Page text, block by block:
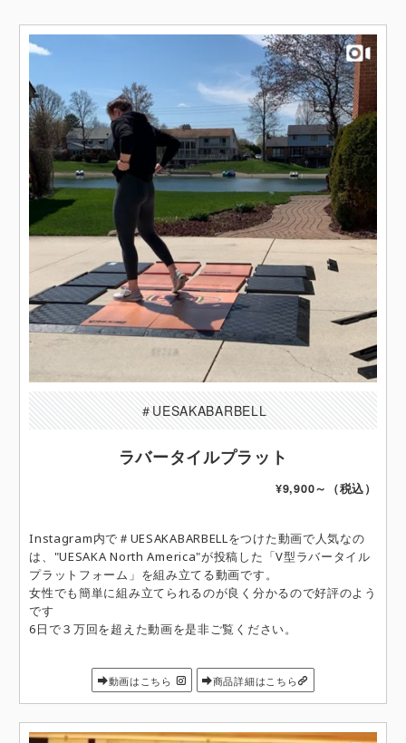
＃UESAKABARBELL
ラバータイルプラット
¥9,900～（税込）
Instagram内で＃UESAKABARBELLをつけた動画で人気なの
は、"UESAKA North America"が投稿した「V型ラバータイル
プラットフォーム」を組み立てる動画です。
女性でも簡単に組み立てられるのが良く分かるので好評のよう
です
6日で３万回を超えた動画を是非ご覧ください。
動画はこちら 商品詳細はこちら